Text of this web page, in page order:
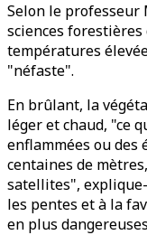
Selon le professeur
sciences
températures
"néfaste".
En brûlant, la
léger et chaud, "ce
enflammées ou des
centaines de
satellites",
les pentes et à la
en plus